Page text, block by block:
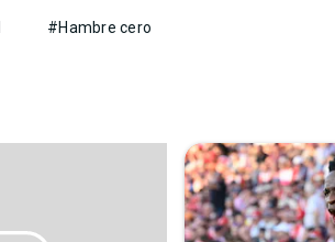
#Hambre cero